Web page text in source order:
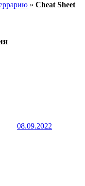
» Cheat Sheet
08.09.2022